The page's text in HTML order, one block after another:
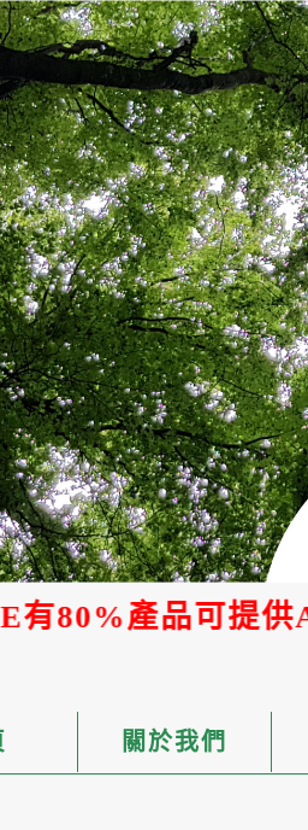
可提供AI報價，
關於我們